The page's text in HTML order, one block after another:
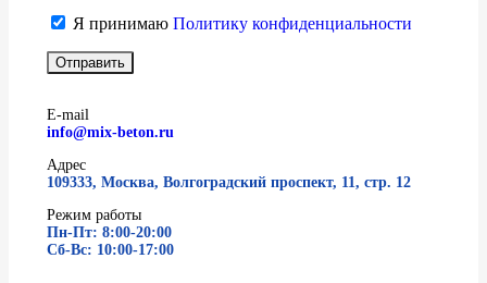
Я принимаю Политику конфиденциальности
E-mail
info@mix-beton.ru
Адрес
109333, Москва, Волгоградский проспект, 11, стр. 12
Режим работы
Пн-Пт: 8:00-20:00
Сб-Вс: 10:00-17:00